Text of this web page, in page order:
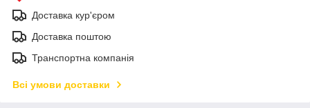
Доставка кур'єром
Доставка поштою
Транспортна компанія
Всі умови доставки